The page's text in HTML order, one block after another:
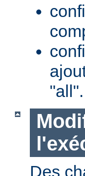
"all".
Des